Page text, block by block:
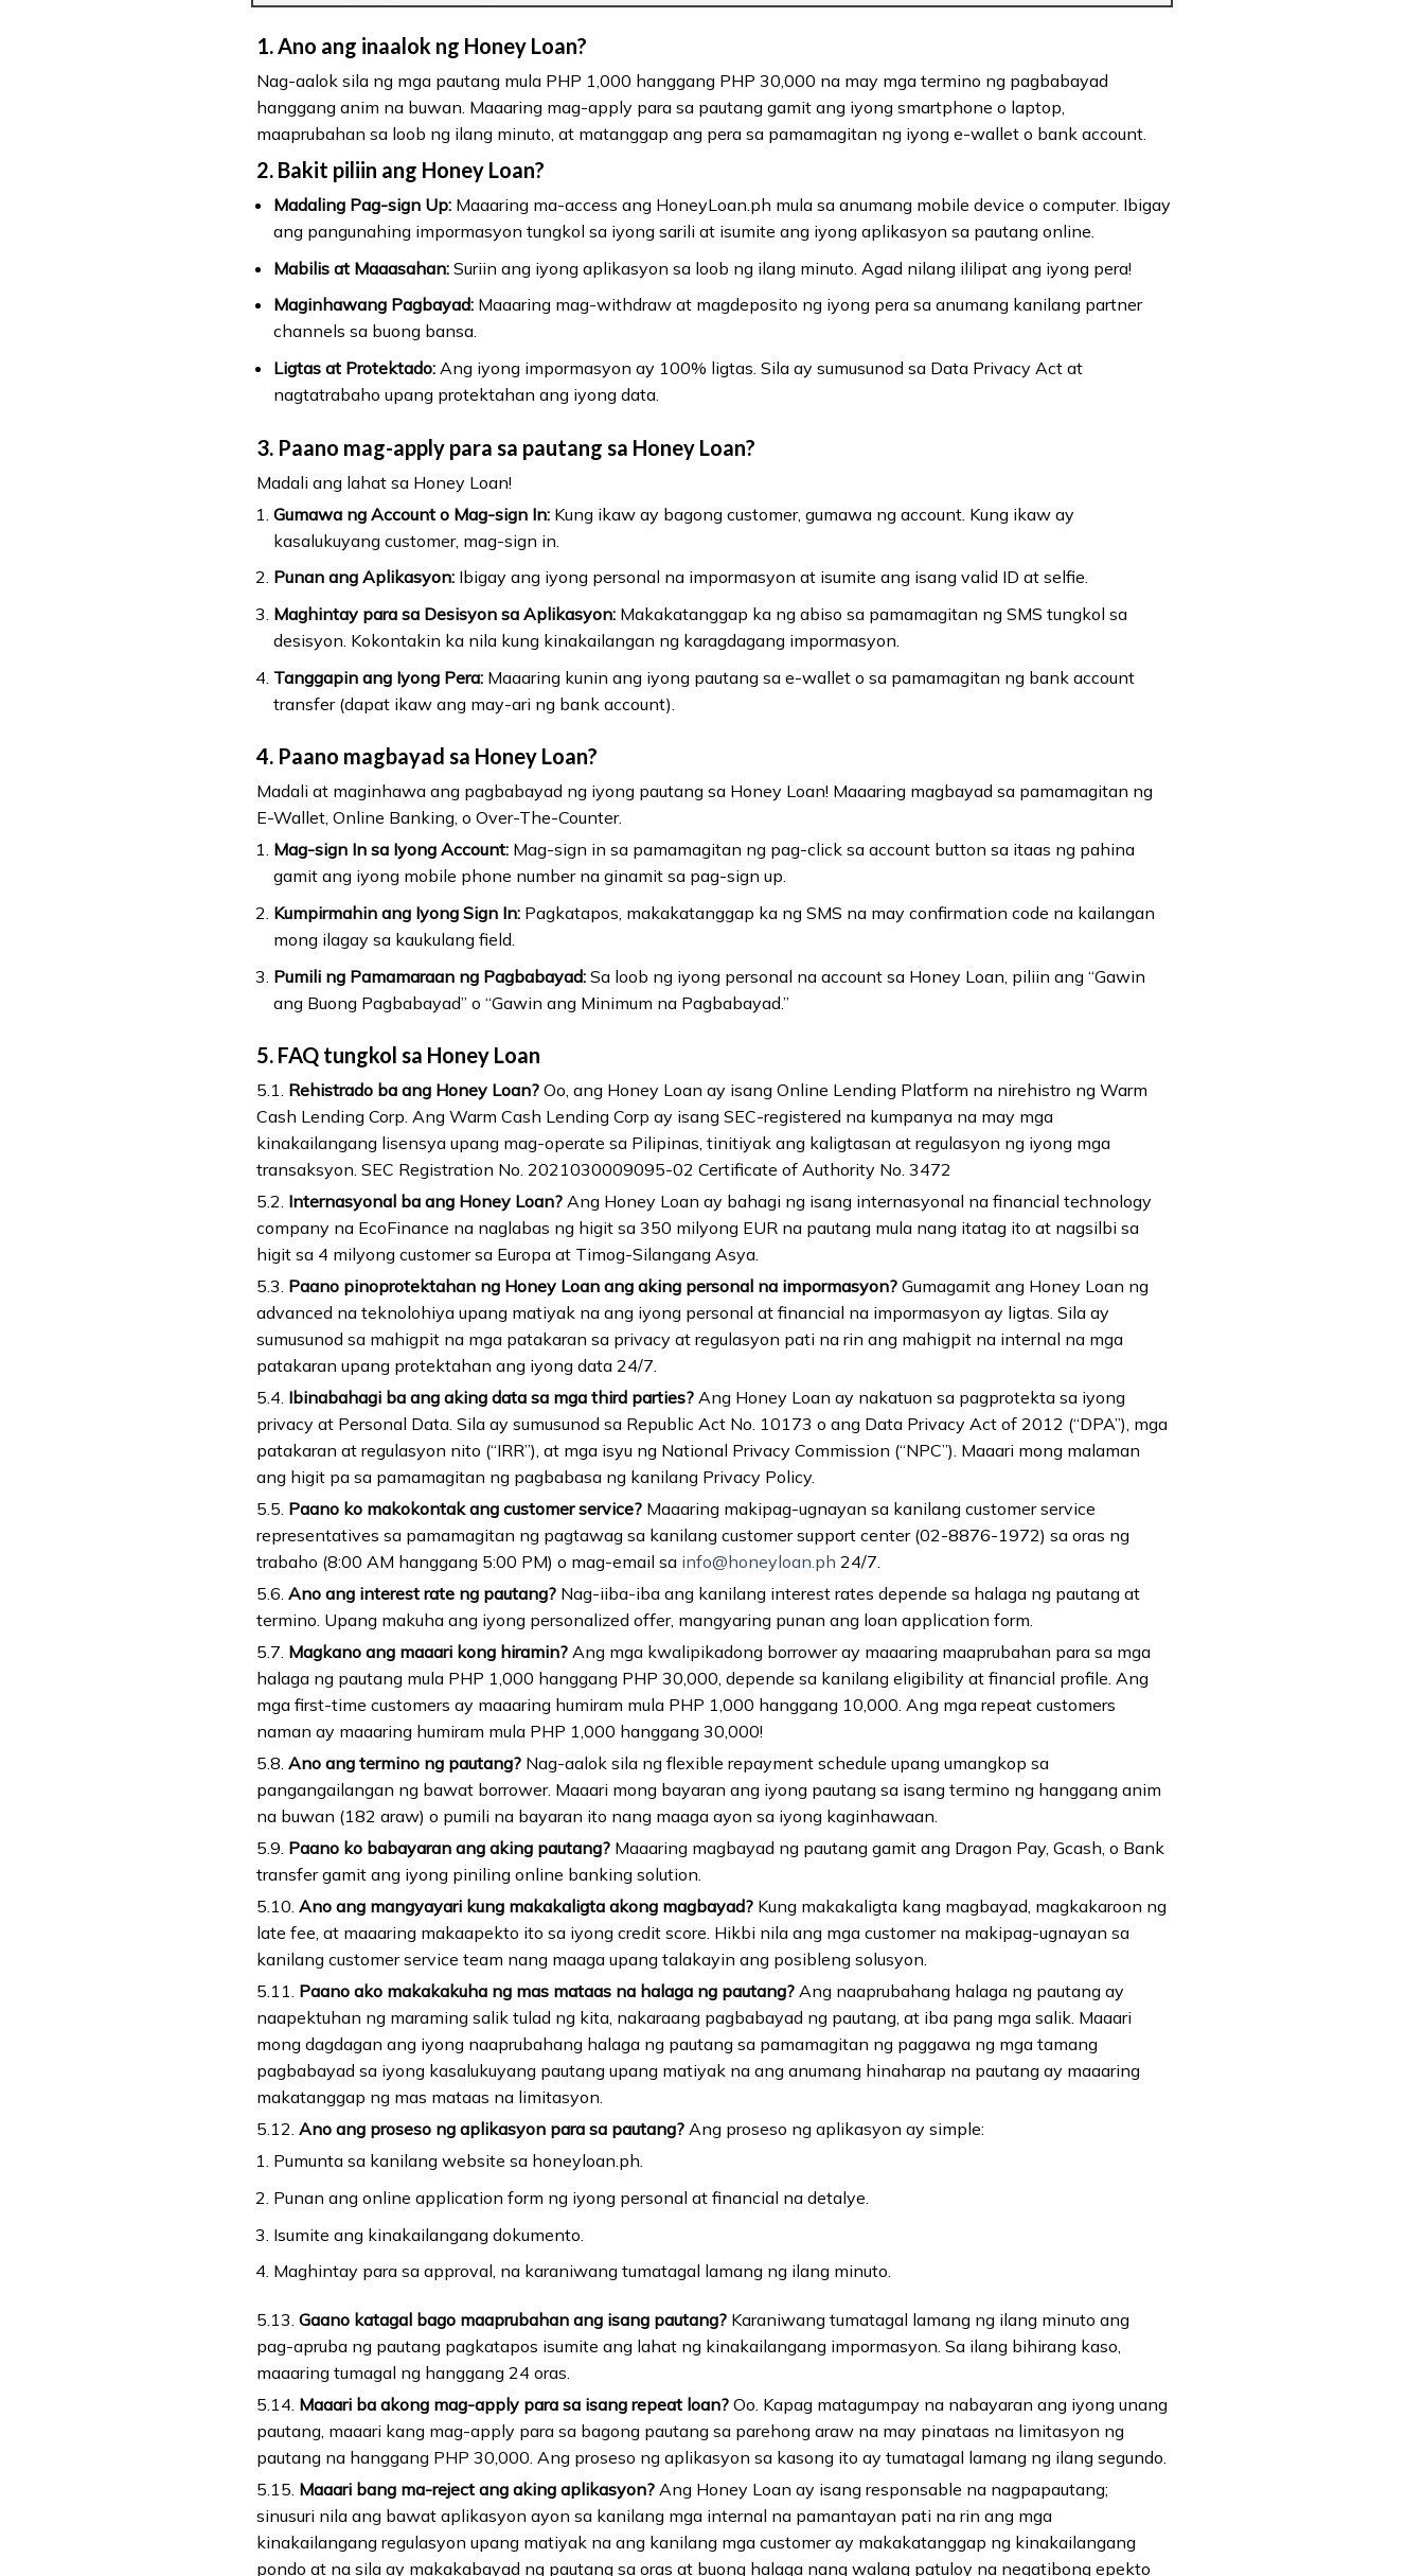
1. Ano ang inaalok ng Honey Loan?
Nag-aalok sila ng mga pautang mula PHP 1,000 hanggang PHP 30,000 na may mga termino ng pagbabayad
hanggang anim na buwan. Maaaring mag-apply para sa pautang gamit ang iyong smartphone o laptop,
maaprubahan sa loob ng ilang minuto, at matanggap ang pera sa pamamagitan ng iyong e-wallet o bank account.
2. Bakit piliin ang Honey Loan?
Madaling Pag-sign Up:Maaaring ma-access ang HoneyLoan.ph mula sa anumang mobile device o computer. Ibigay
ang pangunahing impormasyon tungkol sa iyong sarili at isumite ang iyong aplikasyon sa pautang online.
Mabilis at Maaasahan:Suriin ang iyong aplikasyon sa loob ng ilang minuto. Agad nilang ililipat ang iyong pera!
Maginhawang Pagbayad:Maaaring mag-withdraw at magdeposito ng iyong pera sa anumang kanilang partner
channels sa buong bansa.
Ligtas at Protektado:Ang iyong impormasyon ay 100% ligtas. Sila ay sumusunod sa Data Privacy Act at
nagtatrabaho upang protektahan ang iyong data.
3. Paano mag-apply para sa pautang sa Honey Loan?
Madali ang lahat sa Honey Loan!
Gumawa ng Account o Mag-sign In:Kung ikaw ay bagong customer, gumawa ng account. Kung ikaw ay
kasalukuyang customer, mag-sign in.
Punan ang Aplikasyon:Ibigay ang iyong personal na impormasyon at isumite ang isang valid ID at selfie.
Maghintay para sa Desisyon sa Aplikasyon:Makakatanggap ka ng abiso sa pamamagitan ng SMS tungkol sa
desisyon. Kokontakin ka nila kung kinakailangan ng karagdagang impormasyon.
Tanggapin ang Iyong Pera:Maaaring kunin ang iyong pautang sa e-wallet o sa pamamagitan ng bank account
transfer (dapat ikaw ang may-ari ng bank account).
4. Paano magbayad sa Honey Loan?
Madali at maginhawa ang pagbabayad ng iyong pautang sa Honey Loan! Maaaring magbayad sa pamamagitan ng
E-Wallet, Online Banking, o Over-The-Counter.
Mag-sign In sa Iyong Account:Mag-sign in sa pamamagitan ng pag-click sa account button sa itaas ng pahina
gamit ang iyong mobile phone number na ginamit sa pag-sign up.
Kumpirmahin ang Iyong Sign In:Pagkatapos, makakatanggap ka ng SMS na may confirmation code na kailangan
mong ilagay sa kaukulang field.
Pumili ng Pamamaraan ng Pagbabayad:Sa loob ng iyong personal na account sa Honey Loan, piliin ang “Gawin
ang Buong Pagbabayad” o “Gawin ang Minimum na Pagbabayad.”
5. FAQ tungkol sa Honey Loan
5.1. Rehistrado ba ang Honey Loan? Oo, ang Honey Loan ay isang Online Lending Platform na nirehistro ng Warm
Cash Lending Corp. Ang Warm Cash Lending Corp ay isang SEC-registered na kumpanya na may mga
kinakailangang lisensya upang mag-operate sa Pilipinas, tinitiyak ang kaligtasan at regulasyon ng iyong mga
transaksyon. SEC Registration No. 2021030009095-02 Certificate of Authority No. 3472
5.2. Internasyonal ba ang Honey Loan? Ang Honey Loan ay bahagi ng isang internasyonal na financial technology
company na EcoFinance na naglabas ng higit sa 350 milyong EUR na pautang mula nang itatag ito at nagsilbi sa
higit sa 4 milyong customer sa Europa at Timog-Silangang Asya.
5.3. Paano pinoprotektahan ng Honey Loan ang aking personal na impormasyon? Gumagamit ang Honey Loan ng
advanced na teknolohiya upang matiyak na ang iyong personal at financial na impormasyon ay ligtas. Sila ay
sumusunod sa mahigpit na mga patakaran sa privacy at regulasyon pati na rin ang mahigpit na internal na mga
patakaran upang protektahan ang iyong data 24/7.
5.4. Ibinabahagi ba ang aking data sa mga third parties? Ang Honey Loan ay nakatuon sa pagprotekta sa iyong
privacy at Personal Data. Sila ay sumusunod sa Republic Act No. 10173 o ang Data Privacy Act of 2012 (“DPA”), mga
patakaran at regulasyon nito (“IRR”), at mga isyu ng National Privacy Commission (“NPC”). Maaari mong malaman
ang higit pa sa pamamagitan ng pagbabasa ng kanilang Privacy Policy.
5.5. Paano ko makokontak ang customer service? Maaaring makipag-ugnayan sa kanilang customer service
representatives sa pamamagitan ng pagtawag sa kanilang customer support center (02-8876-1972) sa oras ng
trabaho (8:00 AM hanggang 5:00 PM) o mag-email sa info@honeyloan.ph 24/7.
5.6. Ano ang interest rate ng pautang? Nag-iiba-iba ang kanilang interest rates depende sa halaga ng pautang at
termino. Upang makuha ang iyong personalized offer, mangyaring punan ang loan application form.
5.7. Magkano ang maaari kong hiramin? Ang mga kwalipikadong borrower ay maaaring maaprubahan para sa mga
halaga ng pautang mula PHP 1,000 hanggang PHP 30,000, depende sa kanilang eligibility at financial profile. Ang
mga first-time customers ay maaaring humiram mula PHP 1,000 hanggang 10,000. Ang mga repeat customers
naman ay maaaring humiram mula PHP 1,000 hanggang 30,000!
5.8. Ano ang termino ng pautang? Nag-aalok sila ng flexible repayment schedule upang umangkop sa
pangangailangan ng bawat borrower. Maaari mong bayaran ang iyong pautang sa isang termino ng hanggang anim
na buwan (182 araw) o pumili na bayaran ito nang maaga ayon sa iyong kaginhawaan.
5.9. Paano ko babayaran ang aking pautang? Maaaring magbayad ng pautang gamit ang Dragon Pay, Gcash, o Bank
transfer gamit ang iyong piniling online banking solution.
5.10. Ano ang mangyayari kung makakaligta akong magbayad? Kung makakaligta kang magbayad, magkakaroon ng
late fee, at maaaring makaapekto ito sa iyong credit score. Hikbi nila ang mga customer na makipag-ugnayan sa
kanilang customer service team nang maaga upang talakayin ang posibleng solusyon.
5.11. Paano ako makakakuha ng mas mataas na halaga ng pautang? Ang naaprubahang halaga ng pautang ay
naapektuhan ng maraming salik tulad ng kita, nakaraang pagbabayad ng pautang, at iba pang mga salik. Maaari
mong dagdagan ang iyong naaprubahang halaga ng pautang sa pamamagitan ng paggawa ng mga tamang
pagbabayad sa iyong kasalukuyang pautang upang matiyak na ang anumang hinaharap na pautang ay maaaring
makatanggap ng mas mataas na limitasyon.
5.12. Ano ang proseso ng aplikasyon para sa pautang? Ang proseso ng aplikasyon ay simple:
Pumunta sa kanilang website sa honeyloan.ph.
Punan ang online application form ng iyong personal at financial na detalye.
Isumite ang kinakailangang dokumento.
Maghintay para sa approval, na karaniwang tumatagal lamang ng ilang minuto.
5.13. Gaano katagal bago maaprubahan ang isang pautang? Karaniwang tumatagal lamang ng ilang minuto ang
pag-apruba ng pautang pagkatapos isumite ang lahat ng kinakailangang impormasyon. Sa ilang bihirang kaso,
maaaring tumagal ng hanggang 24 oras.
5.14. Maaari ba akong mag-apply para sa isang repeat loan? Oo. Kapag matagumpay na nabayaran ang iyong unang
pautang, maaari kang mag-apply para sa bagong pautang sa parehong araw na may pinataas na limitasyon ng
pautang na hanggang PHP 30,000. Ang proseso ng aplikasyon sa kasong ito ay tumatagal lamang ng ilang segundo.
5.15. Maaari bang ma-reject ang aking aplikasyon? Ang Honey Loan ay isang responsable na nagpapautang;
sinusuri nila ang bawat aplikasyon ayon sa kanilang mga internal na pamantayan pati na rin ang mga
kinakailangang regulasyon upang matiyak na ang kanilang mga customer ay makakatanggap ng kinakailangang
pondo at na sila ay makakabayad ng pautang sa oras at buong halaga nang walang patuloy na negatibong epekto